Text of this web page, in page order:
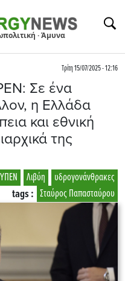
· Άμυνα
Τρίτη 15/07/2025 - 12:16
Σε ένα
η Ελλάδα
και εθνική
της
υδρογονάνθρακες
Λιβύη
ΥΠΕΝ
Σταύρος Παπασταύρου
tags :